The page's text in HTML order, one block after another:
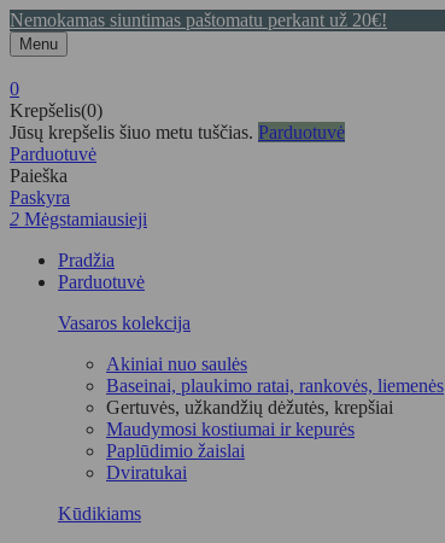
Nemokamas siuntimas paštomatu perkant už 20€!
Menu
0
Krepšelis(0)
Jūsų krepšelis šiuo metu tuščias. Parduotuvė
Parduotuvė
Paieška
Paskyra
2 Mėgstamiausieji
Pradžia
Parduotuvė
Vasaros kolekcija
Akiniai nuo saulės
Baseinai, plaukimo ratai, rankovės, liemenės
Gertuvės, užkandžių dėžutės, krepšiai
Maudymosi kostiumai ir kepurės
Paplūdimio žaislai
Dviratukai
Kūdikiams